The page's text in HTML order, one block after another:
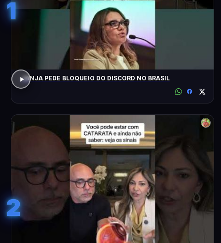
1
JANJA PEDE BLOQUEIO DO DISCORD NO BRASIL
2